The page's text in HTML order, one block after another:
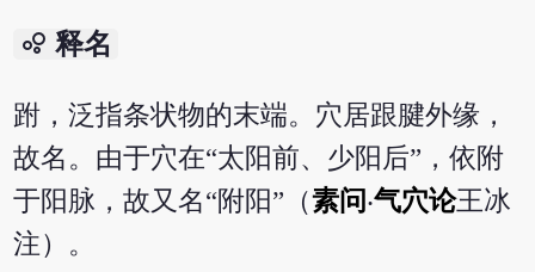
bubble_chart 释名
跗，泛指条状物的末端。穴居跟腱外缘，
故名。由于穴在“太阳前、少阳后”，依附
于阳脉，故又名“附阳”（素问‧气穴论王冰
注）。